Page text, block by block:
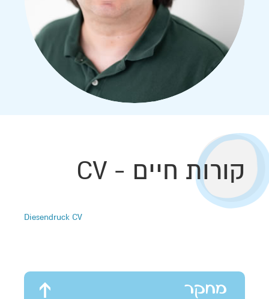
קורות חיים - CV
Diesendruck CV
מחקר